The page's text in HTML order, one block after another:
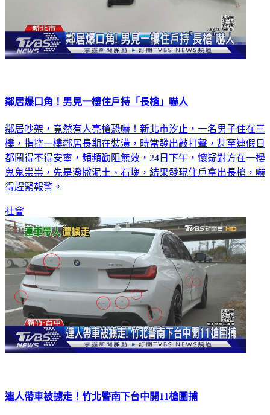
鄰居爆口角！男見一樓住戶持「長槍」嚇人
鄰居吵架，竟然有人亮槍恐嚇！新北市汐止，一名男子住在三
樓，指控一樓鄰居長期在裝潢，時常發出敲打聲，甚至連假日
都鬧得不得安寧，頻頻勸阻無效，24日下午，懷疑對方在一樓
鬼鬼祟祟，先是潑撒泥土、石塊，結果發現住戶拿出長槍，嚇
得趕緊報警。
社會
連人帶車被擄走！竹北警南下台中開11槍圍捕